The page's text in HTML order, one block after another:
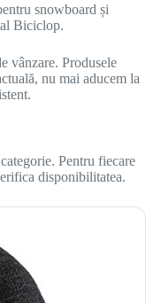
snowboard și
Biciclop.
vânzare. Produsele
nu mai aducem la
Pentru fiecare
disponibilitatea.